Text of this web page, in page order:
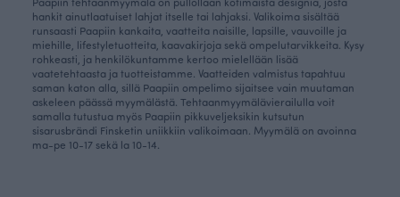
hankit ainutlaatuiset lahjat itselle tai lahjaksi. Valikoima sisältää
runsaasti Paapiin kankaita vaatteita naisille , lapsille, vauvoille ja
miehille, lifestyletuotteita, kaavakirjoja sekä ompelutarvikkeita. Kysy
rohkeasti, ja henkilökuntamme kertoo mielellään lisää
vaatetehtaasta ja tuotteistamme. Vaatteiden valmistus tapahtuu
saman katon alla, sillä Paapiin ompelimo sijaitsee vain muutaman
askeleen päässä myymälästä. Tehtaanmyymälävierailulla voit
samalla tutustua myös Paapiin pikkuveljeksikin kutsutun
sisarusbrändi Finsketin uniikkiin valikoimaan. Myymälä on avoinna
ma-pe 10-17 sekä la 10-14.